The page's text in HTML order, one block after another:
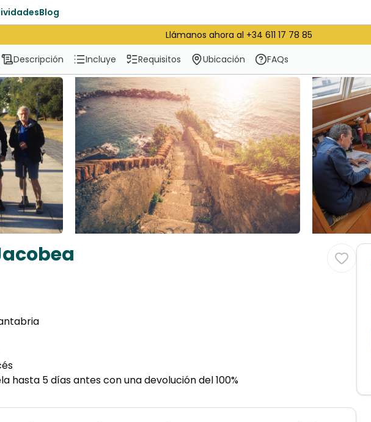
Blog
Llámanos ahora al +34 611 17 78 85
Descripción Incluye Requisitos Ubicación FAQs
hasta 5 días antes con una devolución del 100%